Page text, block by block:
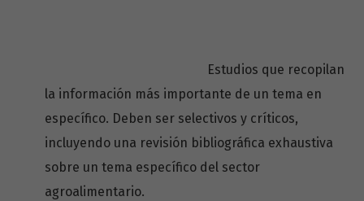
Estudios que recopilan
la información más importante de un tema en
específico. Deben ser selectivos y críticos,
incluyendo una revisión bibliográfica exhaustiva
sobre un tema específico del sector
agroalimentario.